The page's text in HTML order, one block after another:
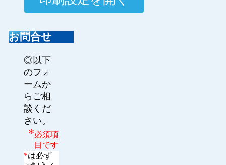
お問合せ
◎以下
のフォ
ームか
らご相
談くだ
さい。
*必須項
目です
*は必ず